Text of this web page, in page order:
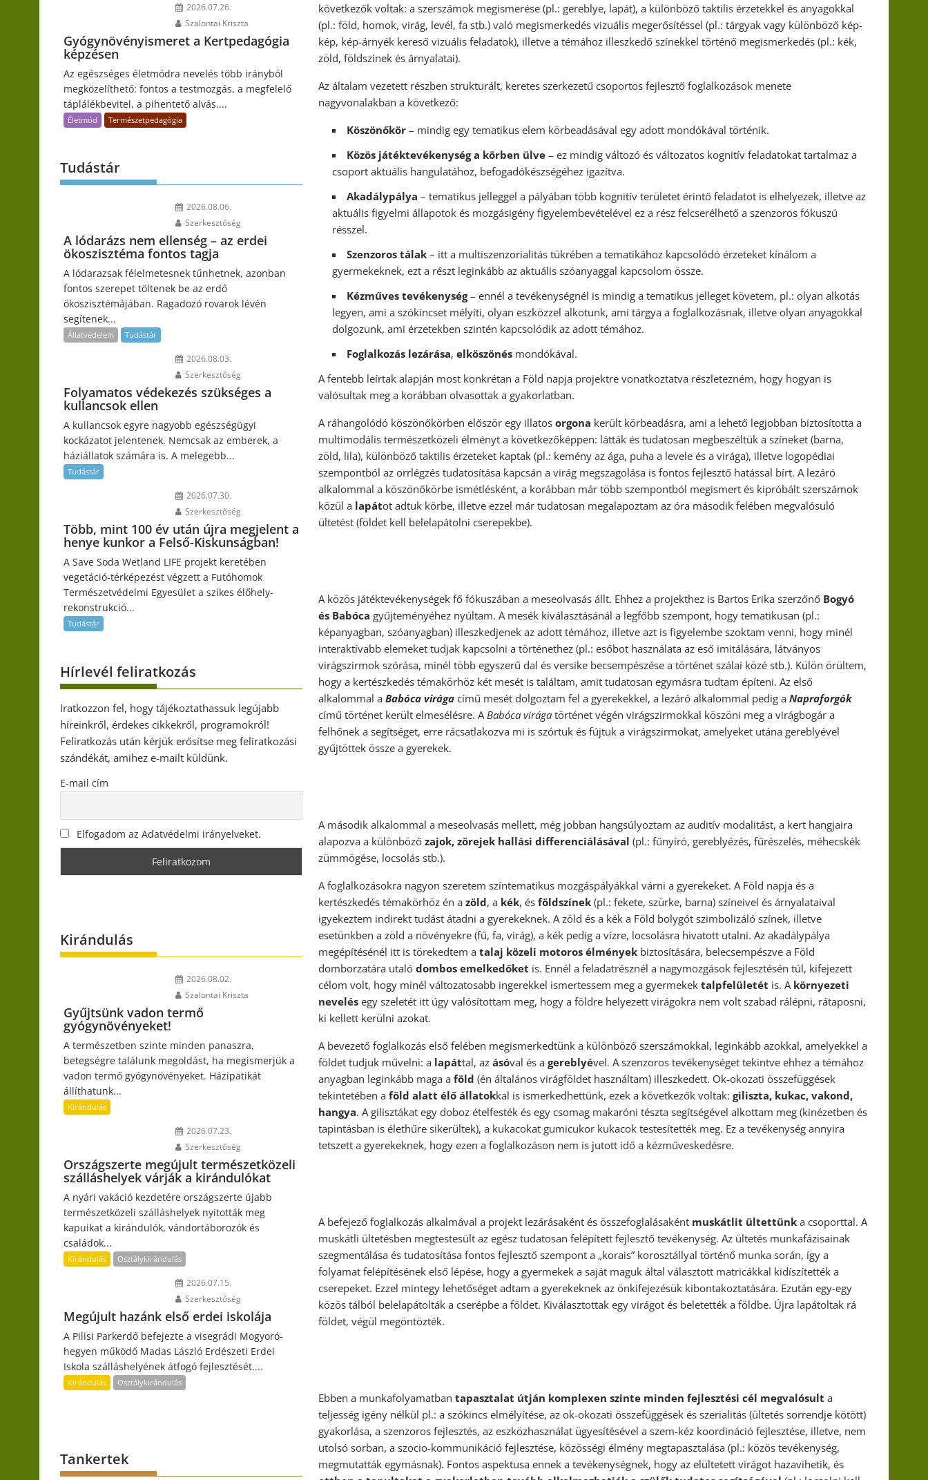
következők voltak: a szerszámok megismerése (pl.: gereblye, lapát), a különböző taktilis érzetekkel és anyagokkal
(pl.: föld, homok, virág, levél, fa stb.) való megismerkedés vizuális megerősítéssel (pl.: tárgyak vagy különböző kép-
kép, kép-árnyék kereső vizuális feladatok), illetve a témához illeszkedő színekkel történő megismerkedés (pl.: kék,
zöld, földszínek és árnyalatai).
Az általam vezetett részben strukturált, keretes szerkezetű csoportos fejlesztő foglalkozások menete
nagyvonalakban a következő:
Köszönőkör – mindig egy tematikus elem körbeadásával egy adott mondókával történik.
Közös játéktevékenység a körben ülve – ez mindig változó és változatos kognitív feladatokat tartalmaz a
csoport aktuális hangulatához, befogadókészségéhez igazítva.
Akadálypálya – tematikus jelleggel a pályában több kognitív területet érintő feladatot is elhelyezek, illetve az
aktuális figyelmi állapotok és mozgásigény figyelembevételével ez a rész felcserélhető a szenzoros fókuszú
résszel.
Szenzoros tálak – itt a multiszenzorialitás tükrében a tematikához kapcsolódó érzeteket kínálom a
gyermekeknek, ezt a részt leginkább az aktuális szóanyaggal kapcsolom össze.
Kézműves tevékenység– ennél a tevékenységnél is mindig a tematikus jelleget követem, pl.: olyan alkotás
legyen, ami a szókincset mélyíti, olyan eszközzel alkotunk, ami tárgya a foglalkozásnak, illetve olyan anyagokkal
dolgozunk, ami érzetekben szintén kapcsolódik az adott témához.
Foglalkozás lezárása,elköszönés mondókával.
A fentebb leírtak alapján most konkrétan a Föld napja projektre vonatkoztatva részletezném, hogy hogyan is
valósultak meg a korábban olvasottak a gyakorlatban.
A ráhangolódó köszönőkörben először egy illatosorgona került körbeadásra, ami a lehető legjobban biztosította a
multimodális természetközeli élményt a következőképpen: látták és tudatosan megbeszéltük a színeket (barna,
zöld, lila), különböző taktilis érzeteket kaptak (pl.: kemény az ága, puha a levele és a virága), illetve logopédiai
szempontból az orrlégzés tudatosítása kapcsán a virág megszagolása is fontos fejlesztő hatással bírt. A lezáró
alkalommal a köszönőkörbe ismétlésként, a korábban már több szempontból megismert és kipróbált szerszámok
közül a lapátot adtuk körbe, illetve ezzel már tudatosan megalapoztam az óra második felében megvalósuló
ültetést (földet kell belelapátolni cserepekbe).
A közös játéktevékenységek fő fókuszában a meseolvasás állt. Ehhez a projekthez is Bartos Erika szerzőnő Bogyó
és Babóca gyűjteményéhez nyúltam. A mesék kiválasztásánál a legfőbb szempont, hogy tematikusan (pl.:
képanyagban, szóanyagban) illeszkedjenek az adott témához, illetve azt is figyelembe szoktam venni, hogy minél
interaktívabb elemeket tudjak kapcsolni a történethez (pl.: esőbot használata az eső imitálására, látványos
virágszirmok szórása, minél több egyszerű dal és versike becsempészése a történet szálai közé stb.). Külön örültem,
hogy a kertészkedés témakörhöz két mesét is találtam, amit tudatosan egymásra tudtam építeni. Az első
alkalommal aBabóca virága című mesét dolgoztam fel a gyerekekkel, a lezáró alkalommal pedig aNapraforgók
című történet került elmesélésre. ABabóca virága történet végén virágszirmokkal köszöni meg a virágbogár a
felhőnek a segítséget, erre rácsatlakozva mi is szórtuk és fújtuk a virágszirmokat, amelyeket utána gereblyével
gyűjtöttek össze a gyerekek.
A második alkalommal a meseolvasás mellett, még jobban hangsúlyoztam az auditív modalitást, a kert hangjaira
alapozva a különbözőzajok, zörejek hallási differenciálásával (pl.: fűnyíró, gereblyézés, fűrészelés, méhecskék
zümmögése, locsolás stb.).
A foglalkozásokra nagyon szeretem színtematikus mozgáspályákkal várni a gyerekeket. A Föld napja és a
kertészkedés témakörhöz én azöld, a kék, ésföldszínek (pl.: fekete, szürke, barna) színeivel és árnyalataival
igyekeztem indirekt tudást átadni a gyerekeknek. A zöld és a kék a Föld bolygót szimbolizáló színek, illetve
esetünkben a zöld a növényekre (fű, fa, virág), a kék pedig a vízre, locsolásra hivatott utalni. Az akadálypálya
megépítésénél itt is törekedtem atalaj közeli motoros élmények biztosítására, belecsempészve a Föld
domborzatára utalódombos emelkedőket is. Ennél a feladatrésznél a nagymozgások fejlesztésén túl, kifejezett
célom volt, hogy minél változatosabb ingerekkel ismertessem meg a gyermekektalpfelületét is. A környezeti
nevelés egy szeletét itt úgy valósítottam meg, hogy a földre helyezett virágokra nem volt szabad rálépni, rátaposni,
ki kellett kerülni azokat.
A bevezető foglalkozás első felében megismerkedtünk a különböző szerszámokkal, leginkább azokkal, amelyekkel a
földet tudjuk művelni: a lapáttal, azásóval és agereblyével. A szenzoros tevékenységet tekintve ehhez a témához
anyagban leginkább maga aföld (én általános virágföldet használtam) illeszkedett. Ok-okozati összefüggések
tekintetében aföld alatt élő állatokkal is ismerkedhettünk, ezek a következők voltak:giliszta, kukac, vakond,
hangya. A gilisztákat egy doboz ételfesték és egy csomag makaróni tészta segítségével alkottam meg (kinézetben és
tapintásban is élethűre sikerültek), a kukacokat gumicukor kukacok testesítették meg. Ez a tevékenység annyira
tetszett a gyerekeknek, hogy ezen a foglalkozáson nem is jutott idő a kézműveskedésre.
A befejező foglalkozás alkalmával a projekt lezárásaként és összefoglalásaként muskátlit ültettünk a csoporttal. A
muskátli ültetésben megtestesült az egész tudatosan felépített fejlesztő tevékenység. Az ültetés munkafázisainak
szegmentálása és tudatosítása fontos fejlesztő szempont a „korais” korosztállyal történő munka során, így a
folyamat felépítésének első lépése, hogy a gyermekek a saját maguk által választott matricákkal kidíszítették a
cserepeket. Ezzel mintegy lehetőséget adtam a gyerekeknek az önkifejezésük kibontakoztatására. Ezután egy-egy
közös tálból belelapátolták a cserépbe a földet. Kiválasztottak egy virágot és beletették a földbe. Újra lapátoltak rá
földet, végül megöntözték.
Ebben a munkafolyamatbantapasztalat útján komplexen szinte minden fejlesztési cél megvalósult a
teljesség igény nélkül pl.: a szókincs elmélyítése, az ok-okozati összefüggések és szerialitás (ültetés sorrendje kötött)
gyakorlása, a szenzoros fejlesztés, az eszközhasználat ügyesítésével a szem-kéz koordináció fejlesztése, illetve, nem
utolsó sorban, a szocio-kommunikáció fejlesztése, közösségi élmény megtapasztalása (pl.: közös tevékenység,
megmutatták egymásnak). Fontos aspektusa ennek a tevékenységnek, hogy az elültetett virágot hazavihetik, és
2026.07.26.
Szalontai Kriszta
Gyógynövényismeret a Kertpedagógia
képzésen
Az egészséges életmódra nevelés több irányból
megközelíthető: fontos a testmozgás, a megfelelő
táplálékbevitel, a pihentető alvás....
Életmód Természetpedagógia
Tudástár
2026.08.06.
Szerkesztőség
A lódarázs nem ellenség – az erdei
ökoszisztéma fontos tagja
A lódarazsak félelmetesnek tűnhetnek, azonban
fontos szerepet töltenek be az erdő
ökoszisztémájában. Ragadozó rovarok lévén
segítenek...
Állatvédelem Tudástár
2026.08.03.
Szerkesztőség
Folyamatos védekezés szükséges a
kullancsok ellen
A kullancsok egyre nagyobb egészségügyi
kockázatot jelentenek. Nemcsak az emberek, a
háziállatok számára is. A melegebb...
Tudástár
2026.07.30.
Szerkesztőség
Több, mint 100 év után újra megjelent a
henye kunkor a Felső-Kiskunságban!
A Save Soda Wetland LIFE projekt keretében
vegetáció-térképezést végzett a Futóhomok
Természetvédelmi Egyesület a szikes élőhely-
rekonstrukció...
Tudástár
Hírlevél feliratkozás
Iratkozzon fel, hogy tájékoztathassuk legújabb
híreinkről, érdekes cikkekről, programokról!
Feliratkozás után kérjük erősítse meg feliratkozási
szándékát, amihez e-mailt küldünk.
E-mail cím
Elfogadom az Adatvédelmi irányelveket.
Kirándulás
2026.08.02.
Szalontai Kriszta
Gyűjtsünk vadon termő
gyógynövényeket!
A természetben szinte minden panaszra,
betegségre találunk megoldást, ha megismerjük a
vadon termő gyógynövényeket. Házipatikát
állíthatunk...
Kirándulás
2026.07.23.
Szerkesztőség
Országszerte megújult természetközeli
szálláshelyek várják a kirándulókat
A nyári vakáció kezdetére országszerte újabb
természetközeli szálláshelyek nyitották meg
kapuikat a kirándulók, vándortáborozók és
családok...
Kirándulás Osztálykirándulás
2026.07.15.
Szerkesztőség
Megújult hazánk első erdei iskolája
A Pilisi Parkerdő befejezte a visegrádi Mogyoró-
hegyen működő Madas László Erdészeti Erdei
Iskola szálláshelyének átfogó fejlesztését....
Kirándulás Osztálykirándulás
Tankertek